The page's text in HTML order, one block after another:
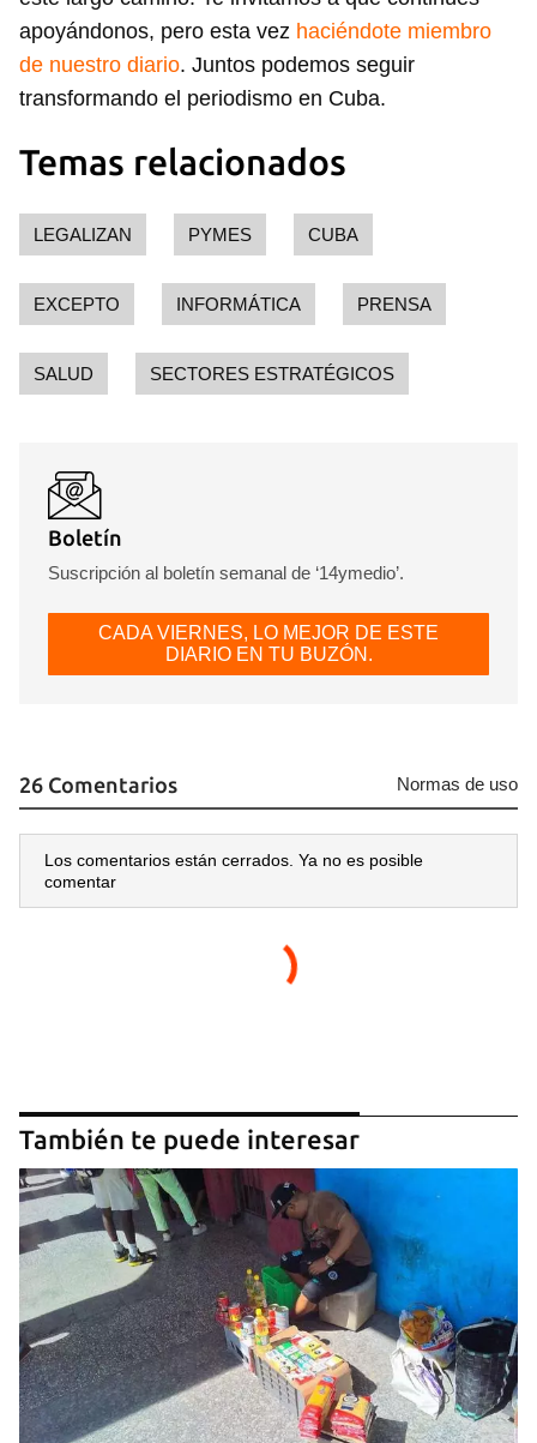
Para poder guardar como favorito, primero has de
apoyándonos, pero esta vez haciéndote miembro
de nuestro diario. Juntos podemos seguir
transformando el periodismo en Cuba.
Temas relacionados
LEGALIZAN PYMES CUBA
EXCEPTO INFORMÁTICA PRENSA
SALUD SECTORES ESTRATÉGICOS
Boletín
Suscripción al boletín semanal de ‘14ymedio’.
CADA VIERNES, LO MEJOR DE ESTE
DIARIO EN TU BUZÓN.
26 Comentarios Normas de uso
Los comentarios están cerrados. Ya no es posible
comentar
También te puede interesar